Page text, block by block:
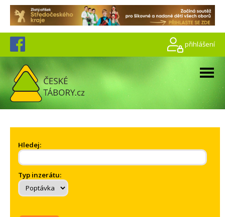
přihlášení
Hledej:
Typ inzerátu: